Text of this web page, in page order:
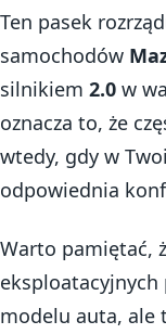
Ten pasek
samochodów
silnikiem 2.0 w
oznacza to, że
wtedy, gdy w
odpowiednia
Warto pamiętać,
modelu auta, ale